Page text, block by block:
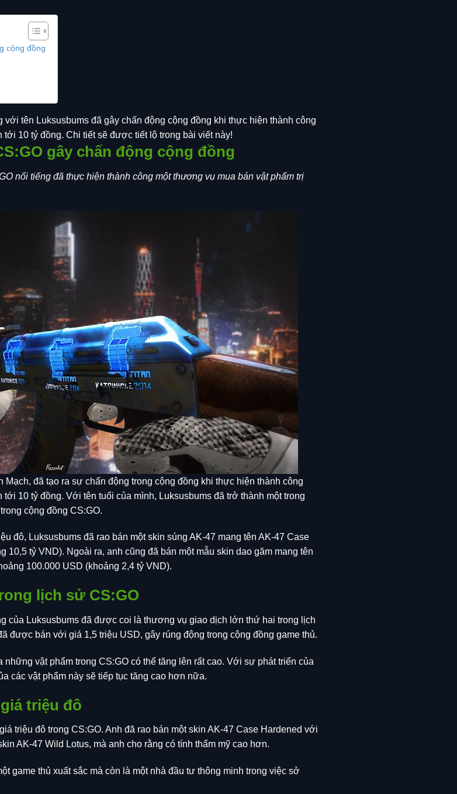
cộng đồng
với tên Luksusbums đã gây chấn động cộng đồng khi thực hiện thành công
10 tỷ đồng. Chi tiết sẽ được tiết lộ trong bài viết này!
gây chấn động cộng đồng
nổi tiếng đã thực hiện thành công một thương vụ mua bán vật phẩm trị
đã tạo ra sự chấn động trong cộng đồng khi thực hiện thành công
10 tỷ đồng. Với tên tuổi của mình, Luksusbums đã trở thành một trong
cộng đồng CS:GO.
đô, Luksusbums đã rao bán một skin súng AK-47 mang tên AK-47 Case
10,5 tỷ VND). Ngoài ra, anh cũng đã bán một mẫu skin dao găm mang tên
100.000 USD (khoảng 2,4 tỷ VND).
lịch sử CS:GO
của Luksusbums đã được coi là thương vụ giao dịch lớn thứ hai trong lịch
được bán với giá 1,5 triệu USD, gây rúng động trong cộng đồng game thủ.
vật phẩm trong CS:GO có thể tăng lên rất cao. Với sự phát triển của
các vật phẩm này sẽ tiếp tục tăng cao hơn nữa.
triệu đô
triệu đô trong CS:GO. Anh đã rao bán một skin AK-47 Case Hardened với
AK-47 Wild Lotus, mà anh cho rằng có tính thẩm mỹ cao hơn.
game thủ xuất sắc mà còn là một nhà đầu tư thông minh trong việc sở